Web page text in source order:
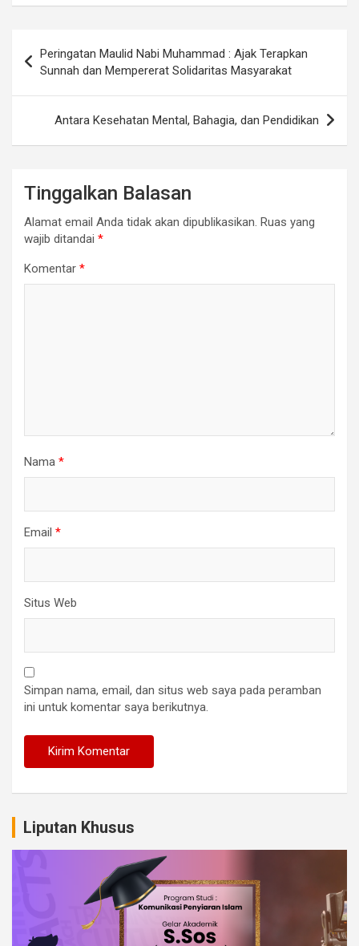
pos
Peringatan Maulid Nabi Muhammad : Ajak Terapkan
Sunnah dan Mempererat Solidaritas Masyarakat
Antara Kesehatan Mental, Bahagia, dan Pendidikan
Tinggalkan Balasan
Alamat email Anda tidak akan dipublikasikan. Ruas yang
wajib ditandai *
Komentar *
Nama *
Email *
Situs Web
Simpan nama, email, dan situs web saya pada peramban
ini untuk komentar saya berikutnya.
Liputan Khusus